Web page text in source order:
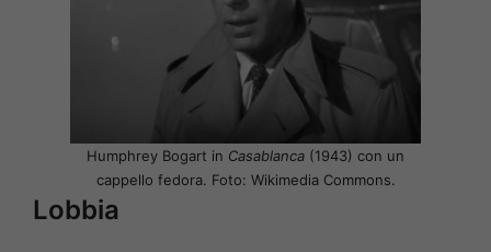
Humphrey Bogart in Casablanca (1943) con un
cappello fedora. Foto: Wikimedia Commons.
Lobbia